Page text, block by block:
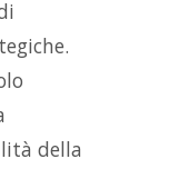
della